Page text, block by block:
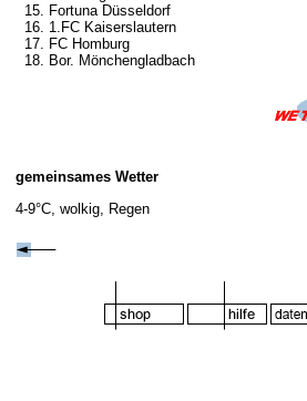
Fortuna Düsseldorf
1.FC Kaiserslautern
FC Homburg
Bor. Mönchengladbach
gemeinsames Wetter
4-9°C, wolkig, Regen